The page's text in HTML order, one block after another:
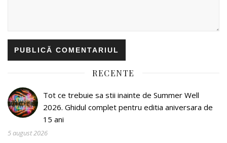
RECENTE
Tot ce trebuie sa stii inainte de Summer Well
2026. Ghidul complet pentru editia aniversara de
15 ani
5 august 2026